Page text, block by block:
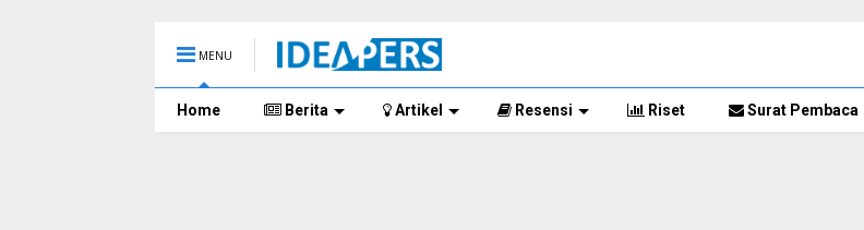
MENU
Home Berita Artikel Resensi Riset Surat Pembaca